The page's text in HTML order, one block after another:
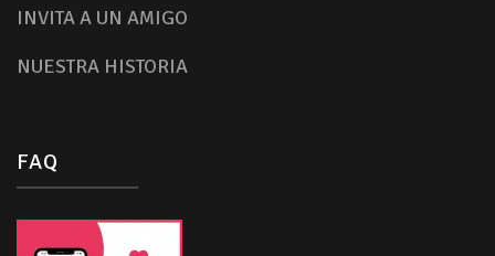
INVITA A UN AMIGO
NUESTRA HISTORIA
FAQ